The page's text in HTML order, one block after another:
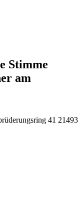
Stimme
am
41 21493